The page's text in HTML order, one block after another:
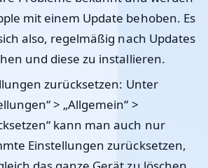
mit einem Update behoben. Es
also, regelmäßig nach Updates
und diese zu installieren.
zurücksetzen: Unter
> „Allgemein“ >
kann man auch nur
Einstellungen zurücksetzen,